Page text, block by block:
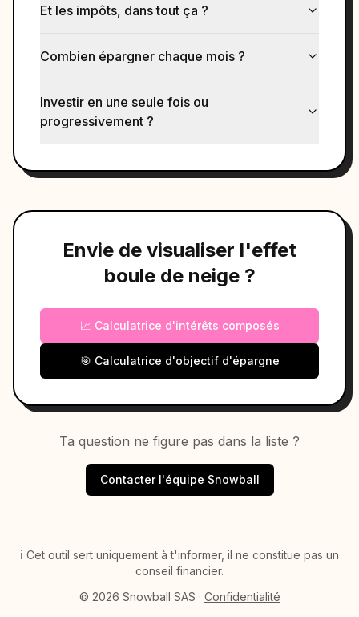
Et les impôts, dans tout ça ?
Combien épargner chaque mois ?
Investir en une seule fois ou
progressivement ?
Envie de visualiser l'effet
boule de neige ?
📈 Calculatrice d'intérêts composés
🎯 Calculatrice d'objectif d'épargne
Ta question ne figure pas dans la liste ?
Contacter l'équipe Snowball
ℹ️ Cet outil sert uniquement à t'informer, il ne constitue pas un
conseil financier.
© 2026 Snowball SAS · Confidentialité